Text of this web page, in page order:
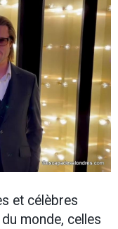
et célèbres
monde, celles